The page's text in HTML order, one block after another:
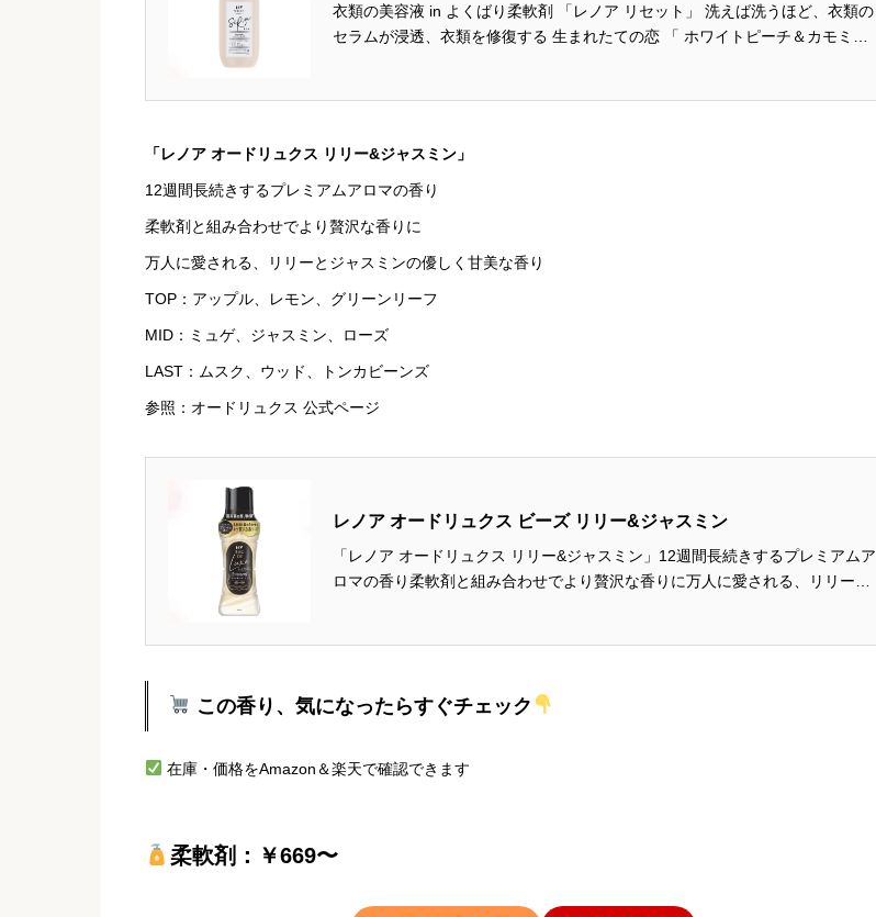
衣類の美容液 in よくばり柔軟剤 「レノア リセット」 洗えば洗うほど、衣類の
セラムが浸透、衣類を修復する 生まれたての恋 「 ホワイトピーチ＆カモミー
「レノア オードリュクス リリー&ジャスミン」
12週間長続きするプレミアムアロマの香り
柔軟剤と組み合わせでより贅沢な香りに
万人に愛される、リリーとジャスミンの優しく甘美な香り
TOP：アップル、レモン、グリーンリーフ
MID：ミュゲ、ジャスミン、ローズ
LAST：ムスク、ウッド、トンカビーンズ
参照：オードリュクス 公式ページ
レノア オードリュクス ビーズ リリー&ジャスミン
「レノア オードリュクス リリー&ジャスミン」12週間長続きするプレミアムア
ロマの香り柔軟剤と組み合わせでより贅沢な香りに万人に愛される、リリーと
この香り、気になったらすぐチェック
在庫・価格をAmazon＆楽天で確認できます
柔軟剤：￥669〜